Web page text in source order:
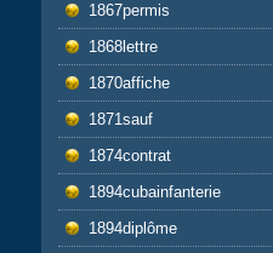
1867permis
1868lettre
1870affiche
1871sauf
1874contrat
1894cubainfanterie
1894diplôme